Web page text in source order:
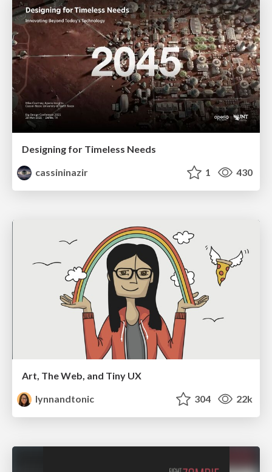
Designing for Timeless Needs
cassininazir
1 430
Art, The Web, and Tiny UX
lynnandtonic
304 22k